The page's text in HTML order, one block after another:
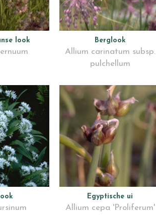
look Berglook
Allium carinatum subsp.
pulchellum
Egyptische ui
Allium cepa 'Proliferum'